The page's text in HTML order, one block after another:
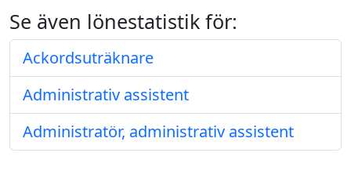
Se även lönestatistik för:
Ackordsuträknare
Administrativ assistent
Administratör, administrativ assistent